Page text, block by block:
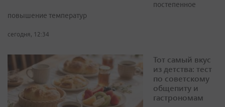
постепенное
повышение температур
сегодня, 12:34
Тот самый вкус
из детства: тест
по советскому
общепиту и
гастрономам